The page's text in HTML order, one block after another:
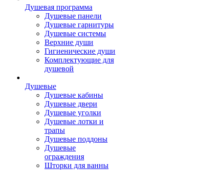
Душевая программа
Душевые панели
Душевые гарнитуры
Душевые системы
Верхние души
Гигиенические души
Комплектующие для
душевой
Душевые
Душевые кабины
Душевые двери
Душевые уголки
Душевые лотки и
трапы
Душевые поддоны
Душевые
ограждения
Шторки для ванны